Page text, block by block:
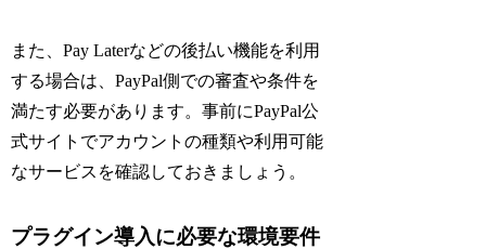
また、Pay Laterなどの後払い機能を利用
する場合は、PayPal側での審査や条件を
満たす必要があります。事前にPayPal公
式サイトでアカウントの種類や利用可能
なサービスを確認しておきましょう。
プラグイン導入に必要な環境要件